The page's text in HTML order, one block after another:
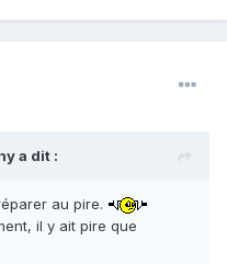
a dit :
au pire.
il y ait pire que